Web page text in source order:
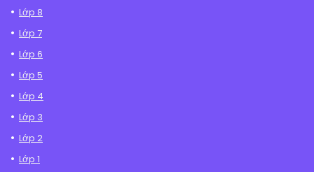
Lớp 8
Lớp 7
Lớp 6
Lớp 5
Lớp 4
Lớp 3
Lớp 2
Lớp 1